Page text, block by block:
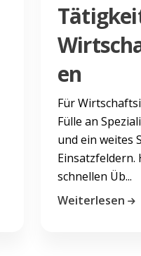
en
Für
Fülle an
und ein weites
Einsatzfeldern.
schnellen Üb...
Weiterlesen